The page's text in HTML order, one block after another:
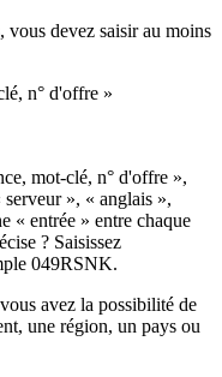
vous devez saisir au moins
n° d'offre »
mot-clé, n° d'offre »,
», « anglais »,
« entrée » entre chaque
? Saisissez
049RSNK.
avez la possibilité de
une région, un pays ou